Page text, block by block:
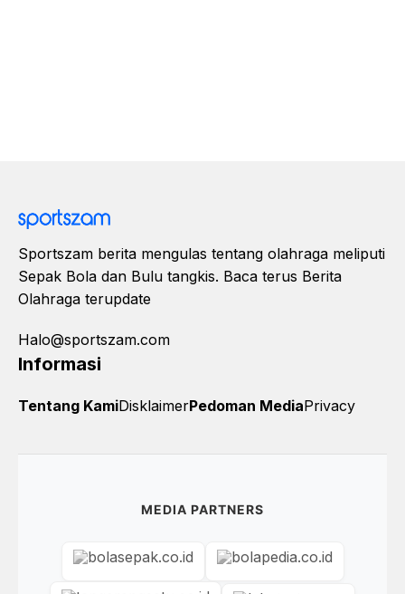
Sportszam berita mengulas tentang olahraga meliputi
Sepak Bola dan Bulu tangkis. Baca terus Berita
Olahraga terupdate
Halo@sportszam.com
Informasi
Tentang KamiDisklaimerPedoman MediaPrivacy
MEDIA PARTNERS